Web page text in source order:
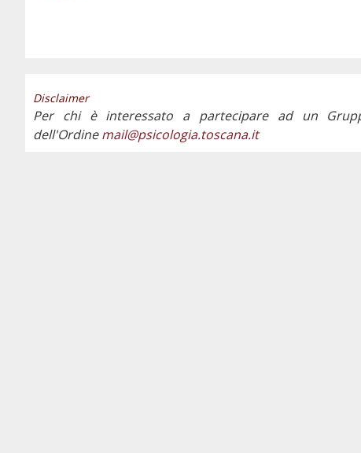
Disclaimer
Per chi è interessato a partecipare ad un
dell'Ordinemail@psicologia.toscana.it